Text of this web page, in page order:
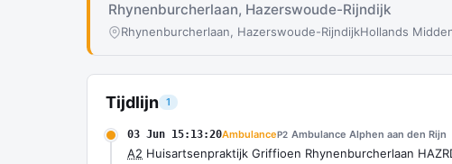
Rhynenburcherlaan, Hazerswoude-Rijndijk
Rhynenburcherlaan, Hazerswoude-RijndijkHollands
Tijdlijn 1
03 Jun 15:13:20AmbulanceP2 Ambulance Alphen aan den Rijn
A2 Huisartsenpraktijk Griffioen Rhynenburcherlaan